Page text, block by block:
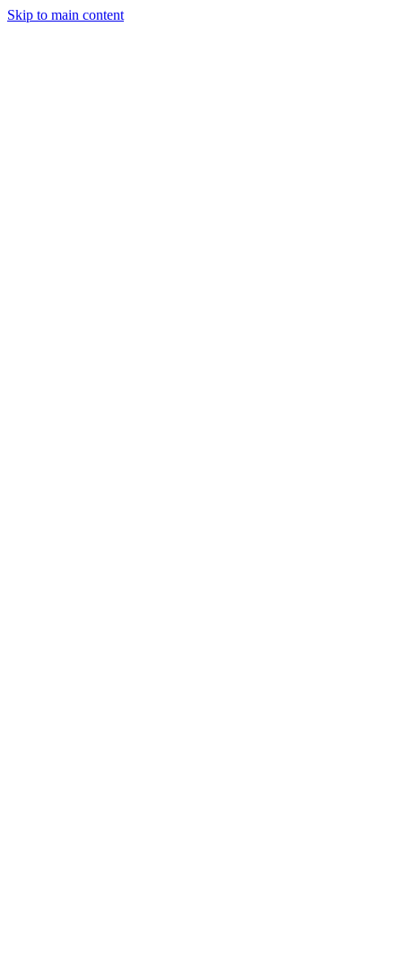
Skip to main content